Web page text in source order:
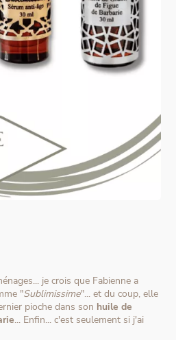
je crois que Fabienne a
"Sublimissime"... et du coup, elle
pioche dans son huile de
... Enfin... c'est seulement si j'ai